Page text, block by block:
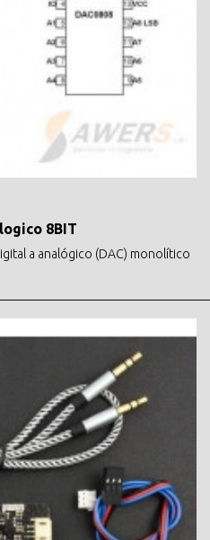
8BIT
a analógico (DAC) monolítico